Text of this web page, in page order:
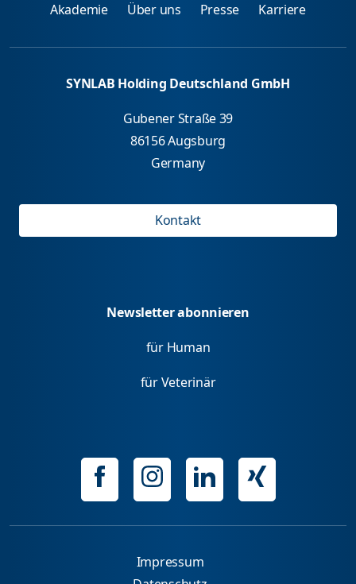
Akademie Über uns Presse Karriere
SYNLAB Holding Deutschland GmbH
Gubener Straße 39
86156 Augsburg
Germany
Kontakt
Newsletter abonnieren
für Human
für Veterinär
Impressum